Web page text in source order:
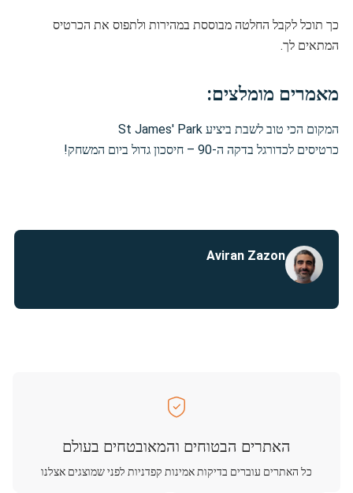
כך תוכל לקבל החלטה מבוססת במהירות ולתפוס את הכרטיס
המתאים לך.
מאמרים מומלצים:
המקום הכי טוב לשבת ביציע St James' Park
כרטיסים לכדורגל בדקה ה-90 – חיסכון גדול ביום המשחק!
Aviran Zazon
האתרים הבטוחים והמאובטחים בעולם
כל האתרים עוברים בדיקות אמינות קפדניות לפני שמוצגים אצלנו